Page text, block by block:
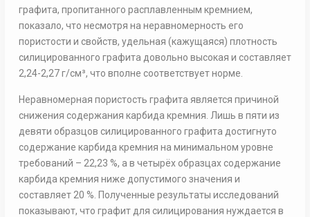
графита, пропитанного расплавленным кремнием,
показало, что несмотря на неравномерность его
пористости и свойств, удельная (кажущаяся) плотность
силицированного графита довольно высокая и составляет
2,24-2,27 г/см³, что вполне соответствует норме.
Неравномерная пористость графита является причиной
снижения содержания карбида кремния. Лишь в пяти из
девяти образцов силицированного графита достигнуто
содержание карбида кремния на минимальном уровне
требований – 22,23 %, а в четырёх образцах содержание
карбида кремния ниже допустимого значения и
составляет 20 %. Полученные результаты исследований
показывают, что графит для силицирования нуждается в